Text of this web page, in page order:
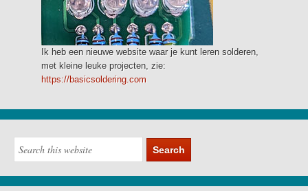
Ik heb een nieuwe website waar je kunt leren solderen,
met kleine leuke projecten, zie:
https://basicsoldering.com